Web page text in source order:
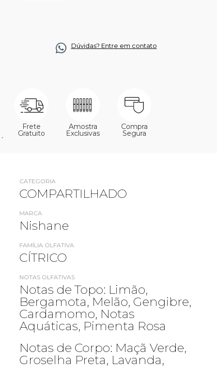
Dúvidas? Entre em contato
Frete
Gratuito
Amostra
Exclusivas
Compra
Segura
´
CATEGORIA
COMPARTILHADO
MARCA
Nishane
FAMÍLIA OLFATIVA
CÍTRICO
NOTAS OLFATIVAS
Notas de Topo: Limão,
Bergamota, Melão, Gengibre,
Cardamomo, Notas
Aquáticas, Pimenta Rosa
Notas de Corpo: Maçã Verde,
Groselha Preta, Lavanda,